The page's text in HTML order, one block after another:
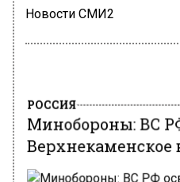
Новости СМИ2
РОССИЯ
Минобороны: ВС
Верхнекаменское